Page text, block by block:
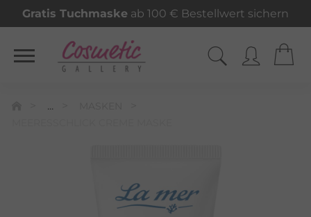
Gratis Tuchmaske ab 100 € Bestellwert sichern
...